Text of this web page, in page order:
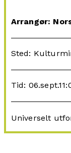
Arrangør:
Sted:
Tid:
Universelt